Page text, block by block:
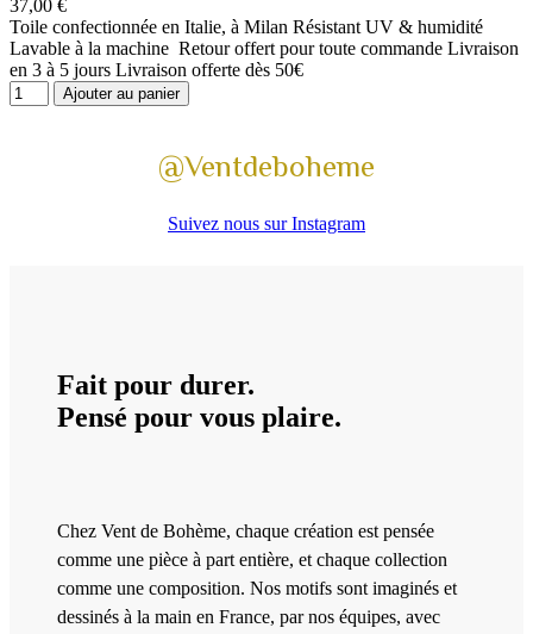
37,00 €
Toile confectionnée en Italie, à Milan Résistant UV & humidité
Lavable à la machine Retour offert pour toute commande Livraison
en 3 à 5 jours Livraison offerte dès 50€
Ajouter au panier
@Ventdeboheme
Suivez nous sur Instagram
Fait pour durer.
Pensé pour vous plaire.
Chez Vent de Bohème, chaque création est pensée
comme une pièce à part entière, et chaque collection
comme une composition. Nos motifs sont imaginés et
dessinés à la main en France, par nos équipes, avec